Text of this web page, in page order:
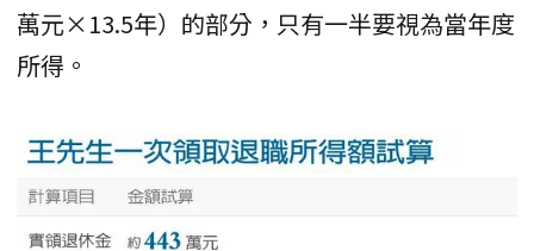
萬元×13.5年）的部分，只有一半要視為當年度
所得。